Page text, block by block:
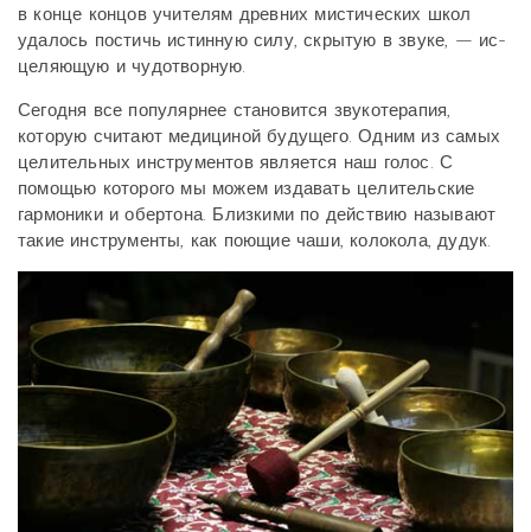
в конце концов учителям древних мистических школ
удалось постичь истинную силу, скрытую в звуке, — ис­
целяющую и чудотворную.
Сегодня все популярнее становится звукотерапия,
которую считают медициной будущего. Одним из самых
целительных инструментов является наш голос. С
помощью которого мы можем издавать целительские
гармоники и обертона. Близкими по действию называют
такие инструменты, как поющие чаши, колокола, дудук.